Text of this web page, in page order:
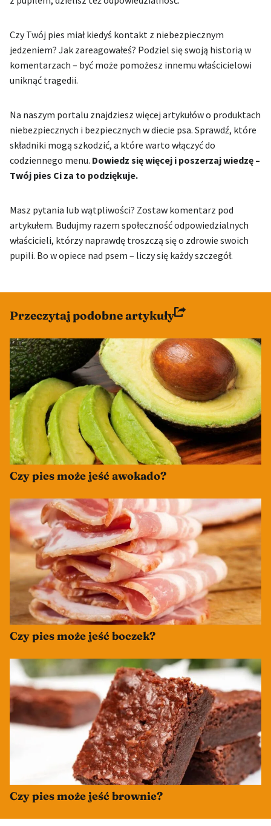
Czy Twój pies miał kiedyś kontakt z niebezpiecznym
jedzeniem? Jak zareagowałeś? Podziel się swoją historią w
komentarzach – być może pomożesz innemu właścicielowi
uniknąć tragedii.
Na naszym portalu znajdziesz więcej artykułów o produktach
niebezpiecznych i bezpiecznych w diecie psa. Sprawdź, które
składniki mogą szkodzić, a które warto włączyć do
codziennego menu. Dowiedz się więcej i poszerzaj wiedzę –
Twój pies Ci za to podziękuje.
Masz pytania lub wątpliwości? Zostaw komentarz pod
artykułem. Budujmy razem społeczność odpowiedzialnych
właścicieli, którzy naprawdę troszczą się o zdrowie swoich
pupili. Bo w opiece nad psem – liczy się każdy szczegół.
Przeczytaj podobne artykuły
Czy pies może jeść awokado?
Czy pies może jeść boczek?
Czy pies może jeść brownie?